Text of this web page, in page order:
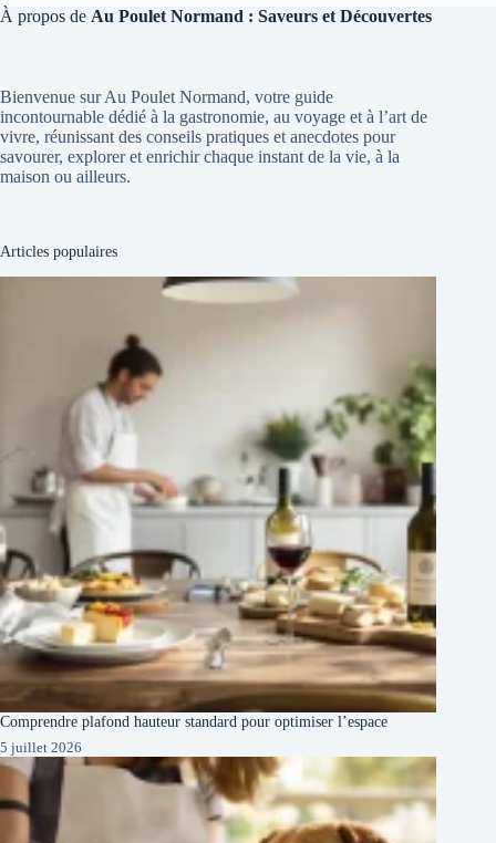
À propos de Au Poulet Normand : Saveurs et Découvertes
Bienvenue sur Au Poulet Normand, votre guide
incontournable dédié à la gastronomie, au voyage et à l’art de
vivre, réunissant des conseils pratiques et anecdotes pour
savourer, explorer et enrichir chaque instant de la vie, à la
maison ou ailleurs.
Articles populaires
Comprendre plafond hauteur standard pour optimiser l’espace
5 juillet 2026